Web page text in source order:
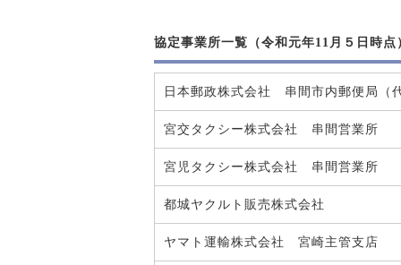
協定事業所一覧（令和元年11月５日時点
日本郵政株式会社 串間市内郵便局（
宮交タクシー株式会社 串間営業所
宮児タクシー株式会社 串間営業所
都城ヤクルト販売株式会社
ヤマト運輸株式会社 宮崎主管支店